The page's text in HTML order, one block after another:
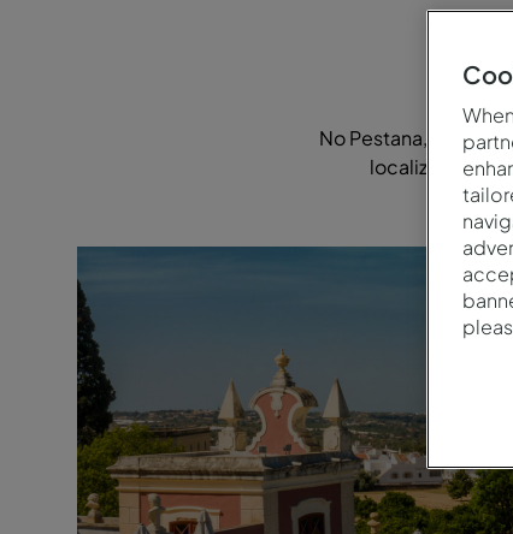
No Pestana,
localizações,